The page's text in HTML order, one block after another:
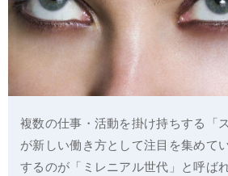
複数の仕事・活動を掛け持ちする「
が新しい働き方として注目を集めて
するのが「ミレニアル世代」と呼ば